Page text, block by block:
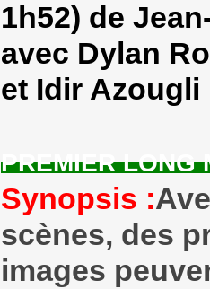
1h52) de
avec Dylan
et Idir Azougli
PREMIER LONG
Synopsis :
scènes, des
images